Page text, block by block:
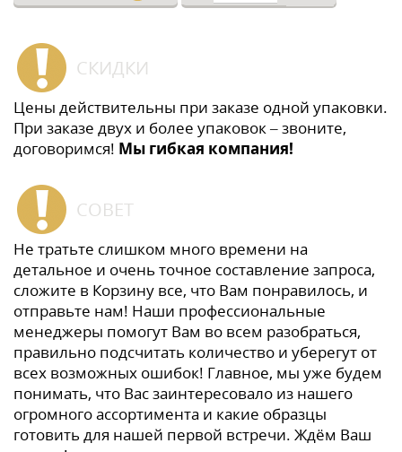
СКИДКИ
Цены действительны при заказе одной упаковки.
При заказе двух и более упаковок – звоните,
договоримся! Мы гибкая компания!
СОВЕТ
Не тратьте слишком много времени на
детальное и очень точное составление запроса,
сложите в Корзину все, что Вам понравилось, и
отправьте нам! Наши профессиональные
менеджеры помогут Вам во всем разобраться,
правильно подсчитать количество и уберегут от
всех возможных ошибок! Главное, мы уже будем
понимать, что Вас заинтересовало из нашего
огромного ассортимента и какие образцы
готовить для нашей первой встречи. Ждём Ваш